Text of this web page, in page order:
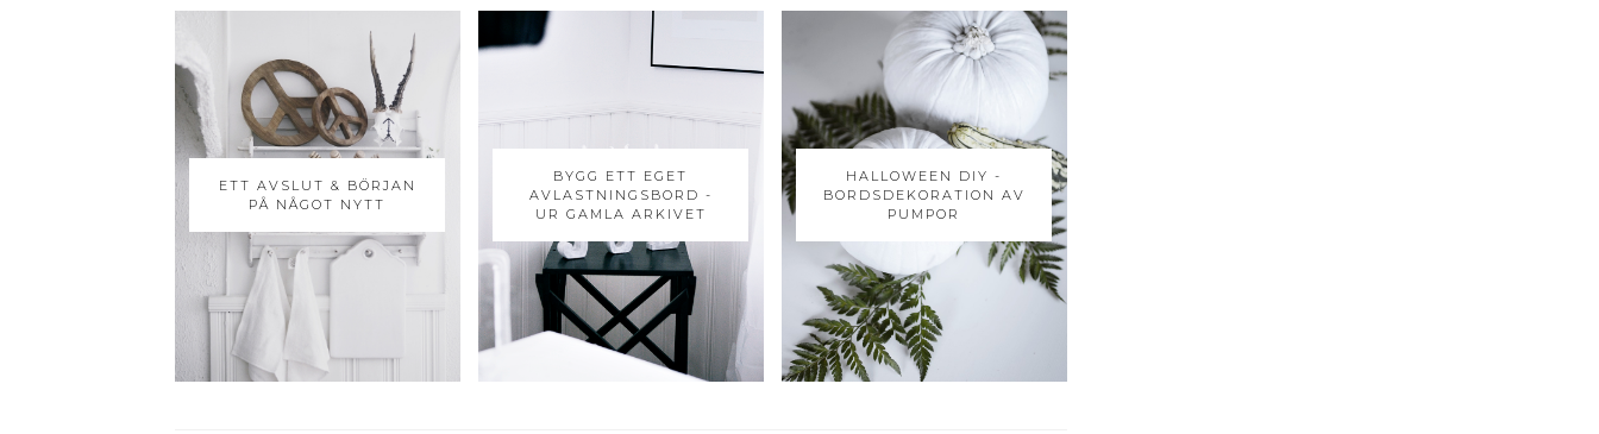
ETT AVSLUT & BÖRJAN
PÅ NÅGOT NYTT
BYGG ETT EGET
AVLASTNINGSBORD -
UR GAMLA ARKIVET
HALLOWEEN DIY -
BORDSDEKORATION AV
PUMPOR